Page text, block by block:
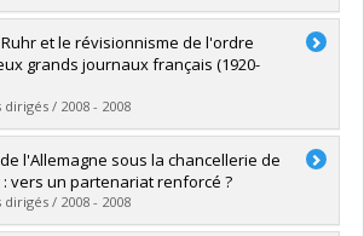
Audrey
dans Papyrus
et le révisionnisme de l'ordre
grands journaux français (1920-
/ 2008 - 2008
Martin
M.A.
dans Papyrus
l'Allemagne sous la chancellerie de
vers un partenariat renforcé ?
/ 2008 - 2008